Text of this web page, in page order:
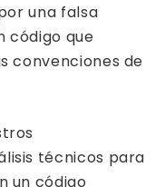
una falsa
código que
convenciones de
técnicos para
un código